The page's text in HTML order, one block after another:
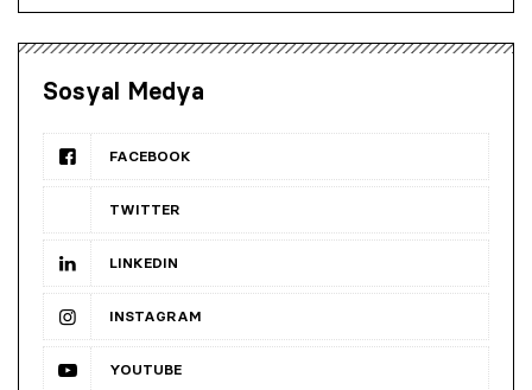
Sosyal Medya
FACEBOOK
TWITTER
LINKEDIN
INSTAGRAM
YOUTUBE